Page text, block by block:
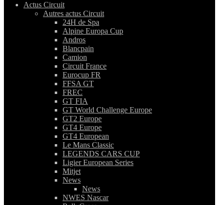
Actus Circuit
Autres actus Circuit
24H de Spa
Alpine Europa Cup
Andros
Blancpain
Camion
Circuit France
Eurocup FR
FFSA GT
FREC
GT FIA
GT World Challenge Europe
GT2 Europe
GT4 Europe
GT4 European
Le Mans Classic
LEGENDS CARS CUP
Ligier European Series
Mitjet
News
News
NWES Nascar